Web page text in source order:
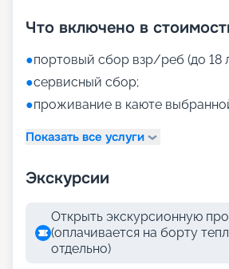
Что включено в
●портовый сбор взр/реб (до 18
●сервисный сбор;
●проживание в каюте
Показать все услуги
Экскурсии
Открыть экскурсионную
(оплачивается на борту
отдельно)